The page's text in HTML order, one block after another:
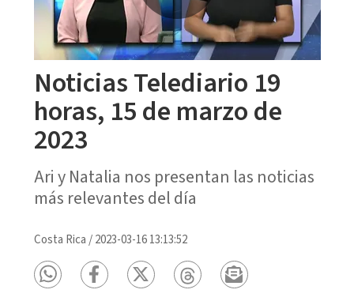
Noticias Telediario 19
horas, 15 de marzo de
2023
Ari y Natalia nos presentan las noticias
más relevantes del día
Costa Rica /2023-03-16 13:13:52